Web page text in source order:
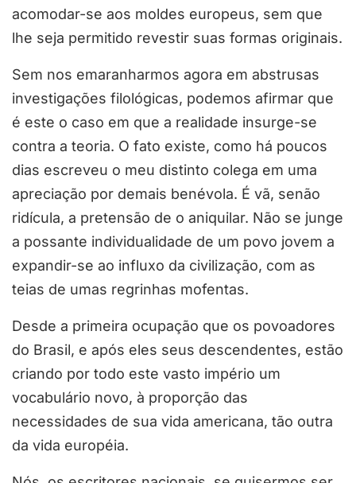
acomodar-se aos moldes europeus, sem que
lhe seja permitido revestir suas formas originais.
Sem nos emaranharmos agora em abstrusas
investigações filológicas, podemos afirmar que
é este o caso em que a realidade insurge-se
contra a teoria. O fato existe, como há poucos
dias escreveu o meu distinto colega em uma
apreciação por demais benévola. É vã, senão
ridícula, a pretensão de o aniquilar. Não se junge
a possante individualidade de um povo jovem a
expandir-se ao influxo da civilização, com as
teias de umas regrinhas mofentas.
Desde a primeira ocupação que os povoadores
do Brasil, e após eles seus descendentes, estão
criando por todo este vasto império um
vocabulário novo, à proporção das
necessidades de sua vida americana, tão outra
da vida européia.